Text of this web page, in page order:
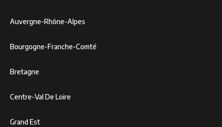
Auvergne-Rhône-Alpes
Bourgogne-Franche-Comté
Bretagne
Centre-Val De Loire
Grand Est